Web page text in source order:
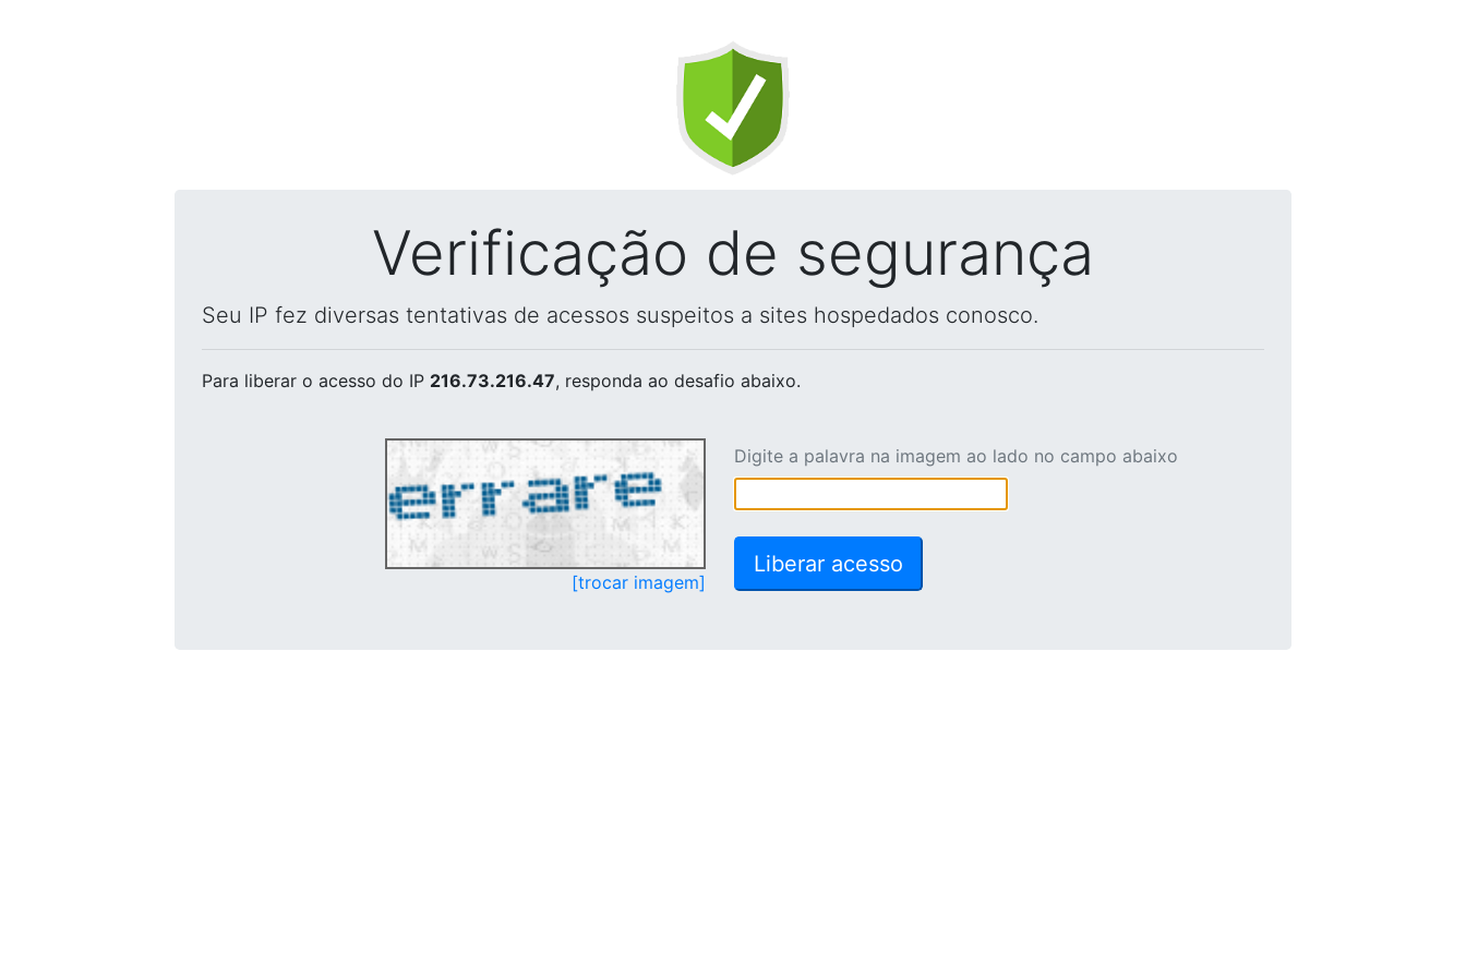
Verificação de segurança
Seu IP fez diversas tentativas de acessos suspeitos a sites hospedados conosco.
Para liberar o acesso do IP 216.73.216.47, responda ao desafio abaixo.
[trocar imagem]
Digite a palavra na imagem ao lado no campo abaixo